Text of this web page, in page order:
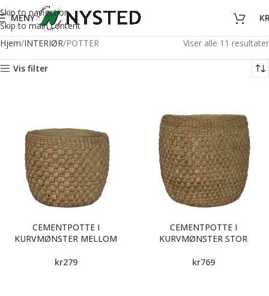
Skip to navigation
Skip to main content
MENY
Hjem INTERIØR POTTER Viser alle 11 resultater
Vis filter
CEMENTPOTTE I
KURVMØNSTER MELLOM
kr279
CEMENTPOTTE I
KURVMØNSTER STOR
kr769